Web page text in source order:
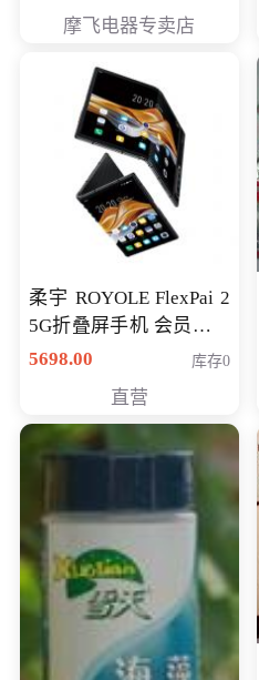
摩飞电器专卖店
柔宇 ROYOLE FlexPai 2
5G折叠屏手机 会员专享
购买价格 4998元
5698.00 库存0
直营